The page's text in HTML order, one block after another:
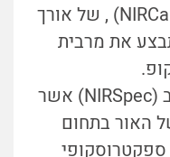
1. מצלמת תת אדום קרוב (NIRCam) , של אורך
אשר תבצע את מרבית
2. ספקטרוגרף תת אדום קרוב (NIRSpec) אשר
האור בתחום
ספקטרוסקופי